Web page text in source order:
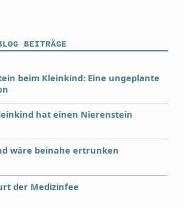
BEITRÄGE
beim Kleinkind: Eine ungeplante
hat einen Nierenstein
wäre beinahe ertrunken
der Medizinfee